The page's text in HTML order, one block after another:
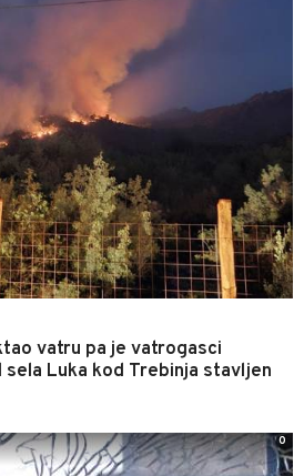
vatru pa je vatrogasci
sela Luka kod Trebinja stavljen
0